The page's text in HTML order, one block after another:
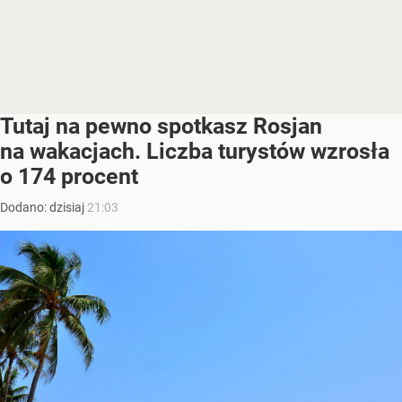
Tutaj na pewno spotkasz Rosjan
na wakacjach. Liczba turystów wzrosła
o 174 procent
Dodano:dzisiaj 21:03